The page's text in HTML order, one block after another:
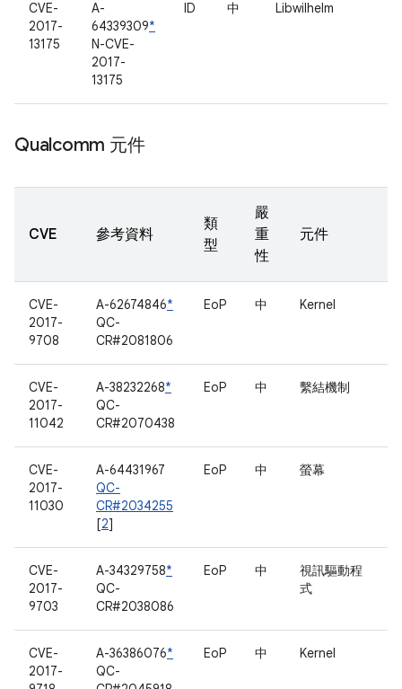
CVE-
2017-
13175
A-
64339309*
N-CVE-
2017-
13175
ID 中 Libwilhelm
Qualcomm 元件
CVE 參考資料
類
型
嚴
重
性
元件
CVE-
2017-
9708
A-62674846*
QC-
CR#2081806
EoP 中 Kernel
CVE-
2017-
11042
A-38232268*
QC-
CR#2070438
EoP 中 繫結機制
CVE-
2017-
11030
A-64431967
QC-
CR#2034255
[2]
EoP 中 螢幕
CVE-
2017-
9703
A-34329758*
QC-
CR#2038086
EoP 中
視訊驅動程
式
CVE-
2017-
A-36386076*
QC-
EoP 中 Kernel